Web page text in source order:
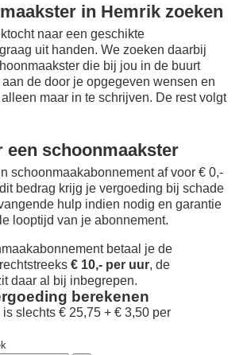
in Hemrik zoeken
naar een geschikte
uit handen. We zoeken daarbij
die bij jou in de buurt
de door je opgegeven wensen en
maar in te schrijven. De rest volgt
een schoonmaakster
schoonmaakabonnement af voor € 0,-
bedrag krijg je vergoeding bij schade
hulp indien nodig en garantie
looptijd van je abonnement.
betaal je de
€ 10,- per uur, de
daar al bij inbegrepen.
berekenen
slechts € 25,75 + € 3,50 per